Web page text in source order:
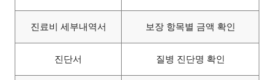
진료비 세부내역서 보장 항목별 금액 확인
진단서 질병 진단명 확인